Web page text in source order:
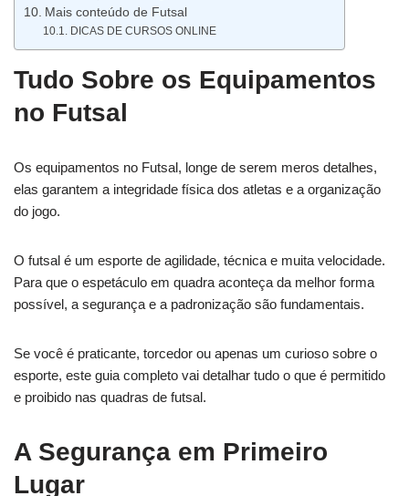
Mais conteúdo de Futsal
DICAS DE CURSOS ONLINE
Tudo Sobre os Equipamentos
no Futsal
Os equipamentos no Futsal, longe de serem meros detalhes,
elas garantem a integridade física dos atletas e a organização
do jogo.
O futsal é um esporte de agilidade, técnica e muita velocidade.
Para que o espetáculo em quadra aconteça da melhor forma
possível, a segurança e a padronização são fundamentais.
Se você é praticante, torcedor ou apenas um curioso sobre o
esporte, este guia completo vai detalhar tudo o que é permitido
e proibido nas quadras de futsal.
A Segurança em Primeiro
Lugar